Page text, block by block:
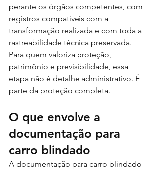
perante os órgãos competentes, com
registros compatíveis com a
transformação realizada e com toda a
rastreabilidade técnica preservada.
Para quem valoriza proteção,
patrimônio e previsibilidade, essa
etapa não é detalhe administrativo. É
parte da proteção completa.
O que envolve a
documentação para
carro blindado
A documentação para carro blindado